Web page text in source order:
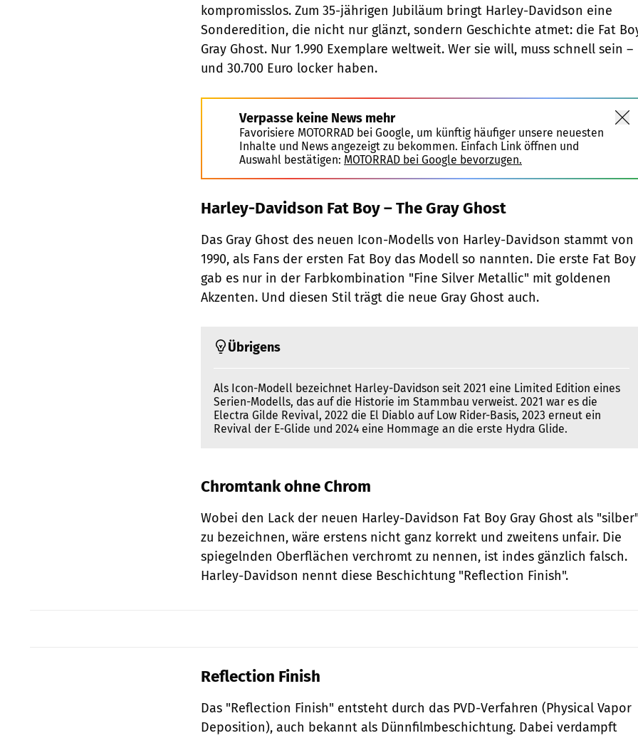
kompromisslos. Zum 35-jährigen Jubiläum bringt Harley-Davidson eine
Sonderedition, die nicht nur glänzt, sondern Geschichte atmet: die Fat
Gray Ghost. Nur 1.990 Exemplare weltweit. Wer sie will, muss schnell sein –
und 30.700 Euro locker haben.
Verpasse keine News mehr
Favorisiere MOTORRAD bei Google, um künftig häufiger unsere neuesten
Inhalte und News angezeigt zu bekommen. Einfach Link öffnen und
Auswahl bestätigen: MOTORRAD bei Google bevorzugen.
Harley-Davidson Fat Boy – The Gray Ghost
Das Gray Ghost des neuen Icon-Modells von Harley-Davidson stammt von
1990, als Fans der ersten Fat Boy das Modell so nannten. Die erste Fat Boy
gab es nur in der Farbkombination "Fine Silver Metallic" mit goldenen
Akzenten. Und diesen Stil trägt die neue Gray Ghost auch.
Übrigens
Als Icon-Modell bezeichnet Harley-Davidson seit 2021 eine Limited Edition eines
Serien-Modells, das auf die Historie im Stammbau verweist. 2021 war es die
Electra Gilde Revival, 2022 die El Diablo auf Low Rider-Basis, 2023 erneut ein
Revival der E-Glide und 2024 eine Hommage an die erste Hydra Glide.
Chromtank ohne Chrom
Wobei den Lack der neuen Harley-Davidson Fat Boy Gray Ghost als
zu bezeichnen, wäre erstens nicht ganz korrekt und zweitens unfair. Die
spiegelnden Oberflächen verchromt zu nennen, ist indes gänzlich falsch.
Harley-Davidson nennt diese Beschichtung "Reflection Finish".
Reflection Finish
Das "Reflection Finish" entsteht durch das PVD-Verfahren (Physical Vapor
Deposition), auch bekannt als Dünnfilmbeschichtung. Dabei verdampft